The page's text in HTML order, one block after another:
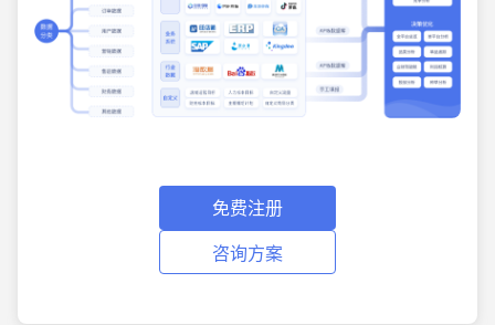
免费注册
咨询方案